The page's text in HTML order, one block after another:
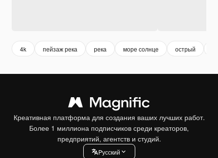
4k пейзаж река река море солнце острый
Креативная платформа для создания ваших лучших работ.
Более 1 миллиона подписчиков среди креаторов,
предприятий, агентств и студий.
Pусский